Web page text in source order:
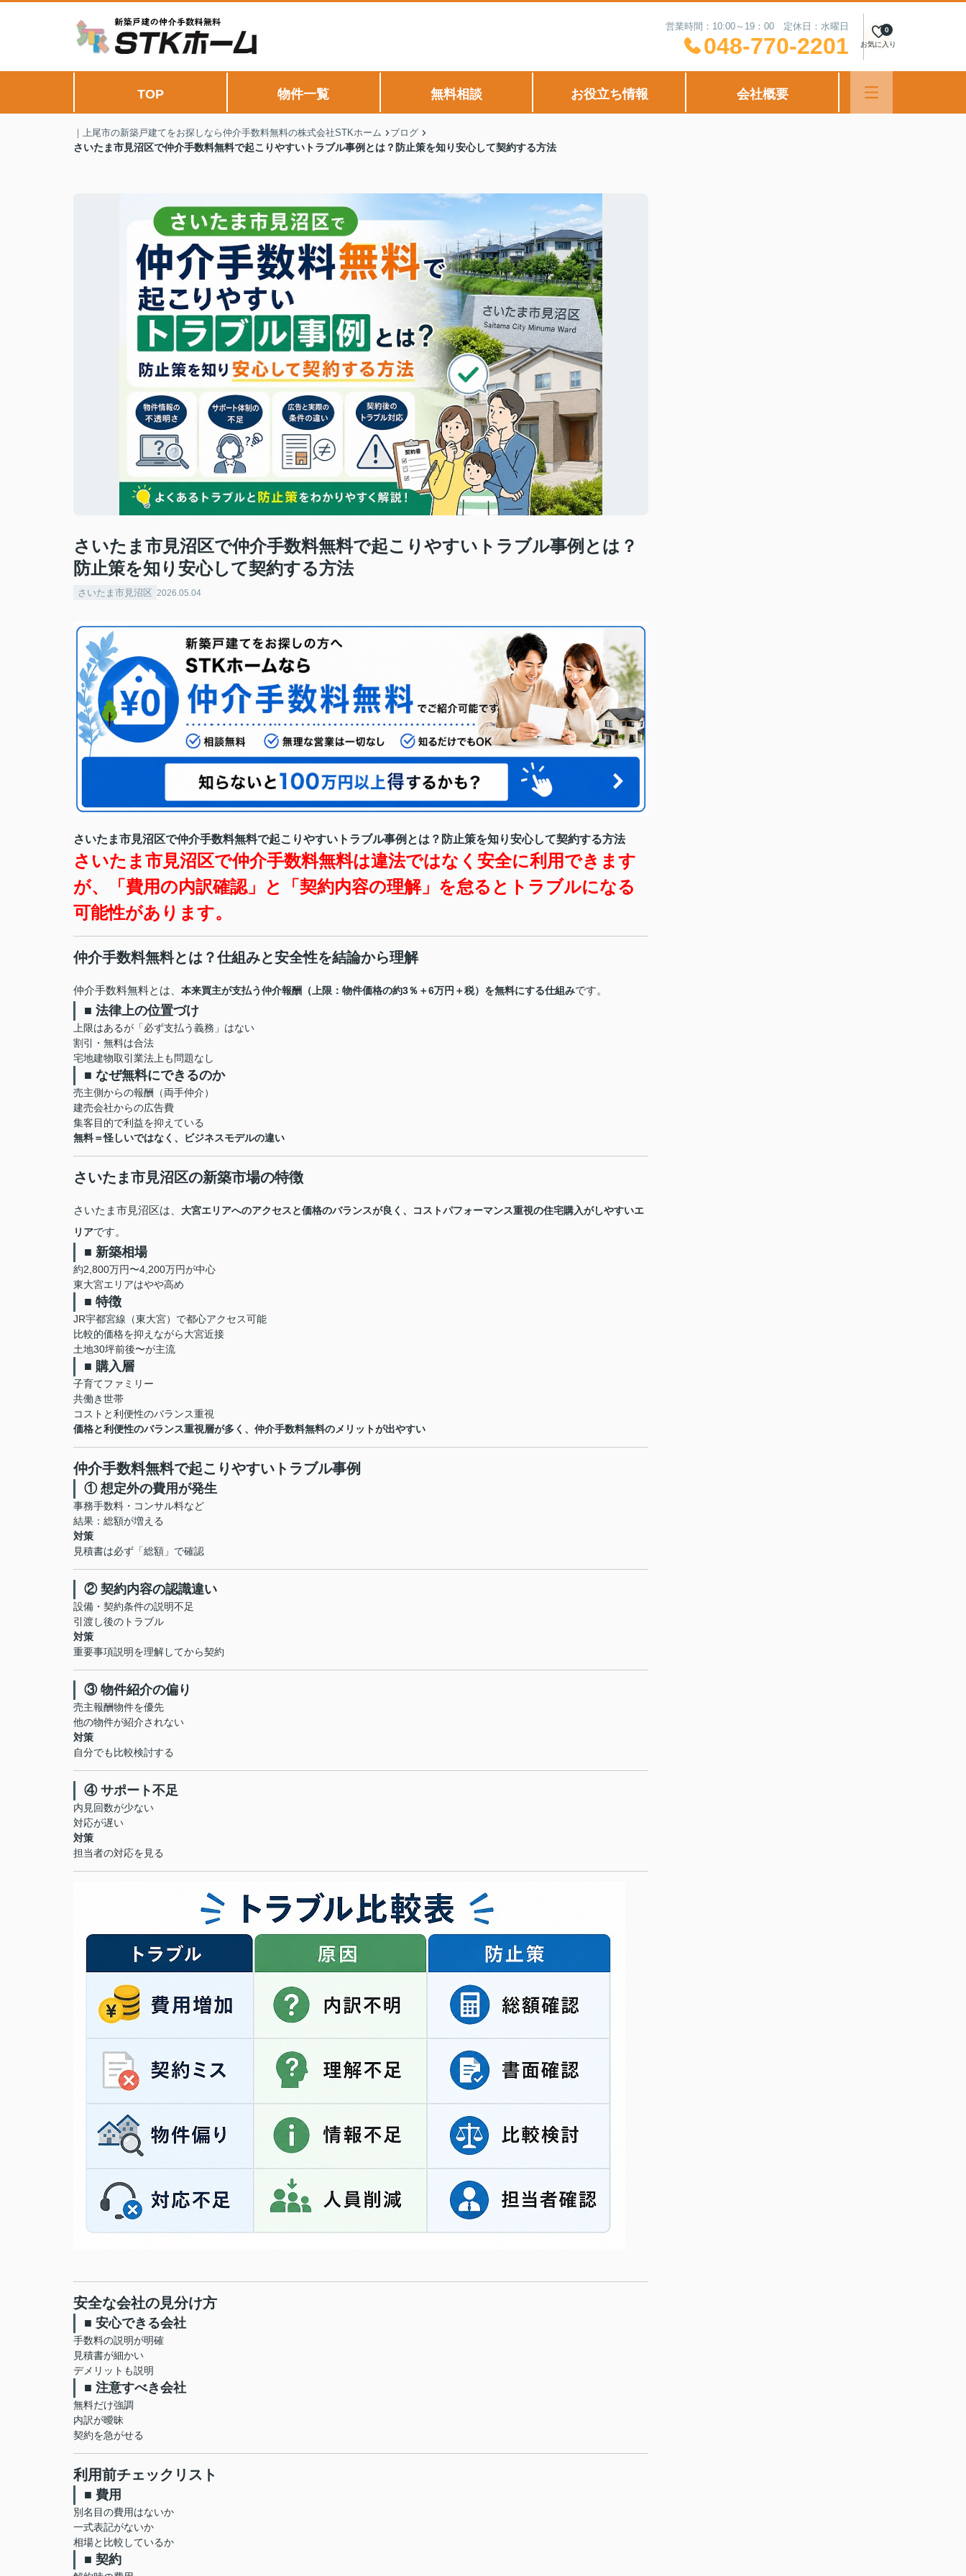
営業時間：10:00～19：00 定休日：水曜日
048-770-2201 お気に入り
0
TOP 物件一覧 無料相談 お役立ち情報 会社概要
｜上尾市の新築戸建てをお探しなら仲介手数料無料の株式会社STKホーム ブログ
さいたま市見沼区で仲介手数料無料で起こりやすいトラブル事例とは？防止策を知り安心して契約する方法
さいたま市見沼区で仲介手数料無料で起こりやすいトラブル事例とは？
防止策を知り安心して契約する方法
さいたま市見沼区 2026.05.04
さいたま市見沼区で仲介手数料無料で起こりやすいトラブル事例とは？防止策を知り安心して契約する方法
さいたま市見沼区で仲介手数料無料は違法ではなく安全に利用できます
が、「費用の内訳確認」と「契約内容の理解」を怠るとトラブルになる
可能性があります。
仲介手数料無料とは？仕組みと安全性を結論から理解
仲介手数料無料とは、 本来買主が支払う仲介報酬（上限：物件価格の約3％＋6万円＋税）を無料にする仕組みです。
■ 法律上の位置づけ
上限はあるが「必ず支払う義務」はない
割引・無料は合法
宅地建物取引業法上も問題なし
■ なぜ無料にできるのか
売主側からの報酬（両手仲介）
建売会社からの広告費
集客目的で利益を抑えている
無料＝怪しいではなく、ビジネスモデルの違い
さいたま市見沼区の新築市場の特徴
さいたま市見沼区は、 大宮エリアへのアクセスと価格のバランスが良く、コストパフォーマンス重視の住宅購入がしやすいエ
リアです。
■ 新築相場
約2,800万円〜4,200万円が中心
東大宮エリアはやや高め
■ 特徴
JR宇都宮線（東大宮）で都心アクセス可能
比較的価格を抑えながら大宮近接
土地30坪前後〜が主流
■ 購入層
子育てファミリー
共働き世帯
コストと利便性のバランス重視
価格と利便性のバランス重視層が多く、仲介手数料無料のメリットが出やすい
仲介手数料無料で起こりやすいトラブル事例
① 想定外の費用が発生
事務手数料・コンサル料など
結果：総額が増える
対策
見積書は必ず「総額」で確認
② 契約内容の認識違い
設備・契約条件の説明不足
引渡し後のトラブル
対策
重要事項説明を理解してから契約
③ 物件紹介の偏り
売主報酬物件を優先
他の物件が紹介されない
対策
自分でも比較検討する
④ サポート不足
内見回数が少ない
対応が遅い
対策
担当者の対応を見る
安全な会社の見分け方
■ 安心できる会社
手数料の説明が明確
見積書が細かい
デメリットも説明
■ 注意すべき会社
無料だけ強調
内訳が曖昧
契約を急がせる
利用前チェックリスト
■ 費用
別名目の費用はないか
一式表記がないか
相場と比較しているか
■ 契約